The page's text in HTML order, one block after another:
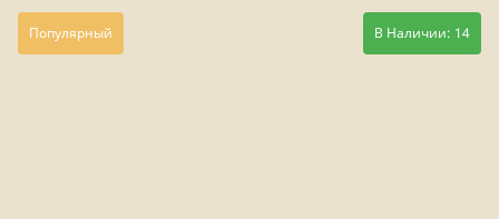
Популярный В Наличии: 14